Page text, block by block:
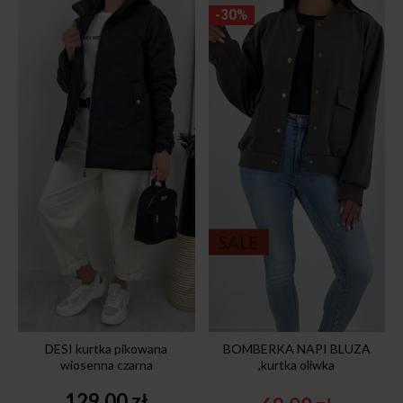
DESI kurtka pikowana
wiosenna czarna
-30%
SALE
BOMBERKA NAPI BLUZA
,kurtka oliwka